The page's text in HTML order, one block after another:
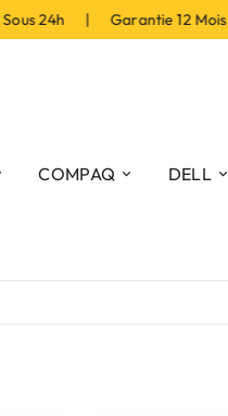
24h | Garantie 12 Mois |
COMPAQ DELL